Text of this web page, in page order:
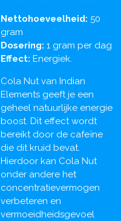
Nettohoeveelheid: 50
gram
Dosering: 1 gram per dag
Effect: Energiek.
Cola Nut van Indian
Elements geeft je een
geheel natuurlijke energie
boost. Dit effect wordt
bereikt door de cafeïne
die dit kruid bevat.
Hierdoor kan Cola Nut
onder andere het
concentratievermogen
verbeteren en
vermoeidheidsgevoel